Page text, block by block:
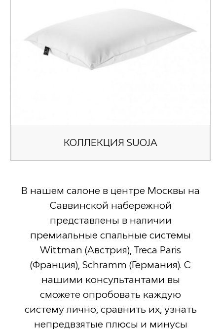
КОЛЛЕКЦИЯ SUOJA
В нашем салоне в центре Москвы на
Саввинской набережной
представлены в наличии
премиальные спальные системы
Wittman (Австрия), Treca Paris
(Франция), Schramm (Германия). С
нашими консультантами вы
сможете опробовать каждую
систему лично, сравнить их, узнать
непредвзятые плюсы и минусы